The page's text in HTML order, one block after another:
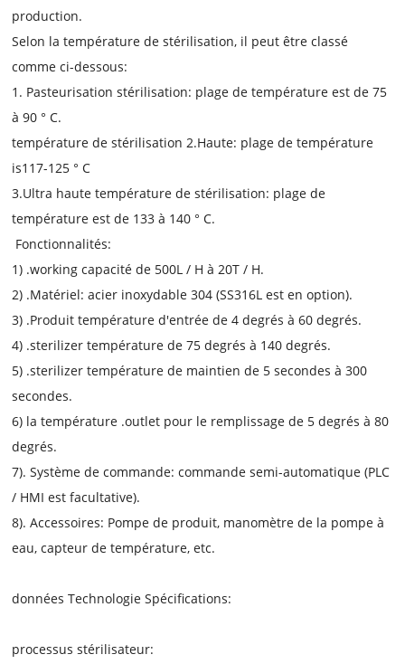
production.
Selon la température de stérilisation, il peut être classé
comme ci-dessous:
1. Pasteurisation stérilisation: plage de température est de 75
à 90 ° C.
température de stérilisation 2.Haute: plage de température
is117-125 ° C
3.Ultra haute température de stérilisation: plage de
température est de 133 à 140 ° C.
Fonctionnalités:
1) .working capacité de 500L / H à 20T / H.
2) .Matériel: acier inoxydable 304 (SS316L est en option).
3) .Produit température d'entrée de 4 degrés à 60 degrés.
4) .sterilizer température de 75 degrés à 140 degrés.
5) .sterilizer température de maintien de 5 secondes à 300
secondes.
6) la température .outlet pour le remplissage de 5 degrés à 80
degrés.
7). Système de commande: commande semi-automatique (PLC
/ HMI est facultative).
8). Accessoires: Pompe de produit, manomètre de la pompe à
eau, capteur de température, etc.
données Technologie Spécifications:
processus stérilisateur: